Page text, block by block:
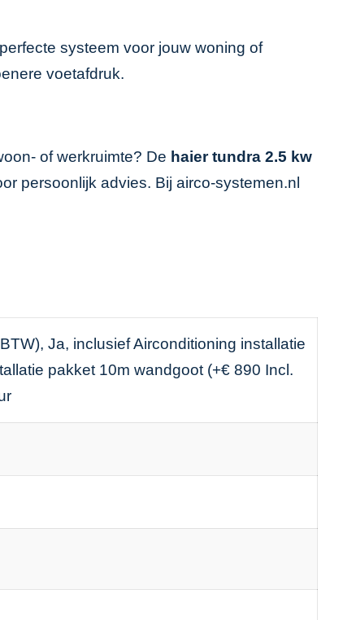
systeem voor jouw woning of
voetafdruk.
of werkruimte? De haier tundra 2.5 kw
persoonlijk advies. Bij airco-systemen.nl
Ja, inclusief Airconditioning installatie
pakket 10m wandgoot (+€ 890 Incl.